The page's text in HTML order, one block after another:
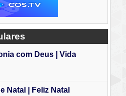
com Deus | Vida
Natal | Feliz Natal